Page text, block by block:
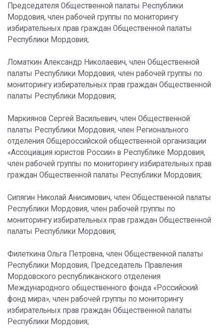
Председателя Общественной палаты Республики
Мордовия, член рабочей группы по мониторингу
избирательных прав граждан Общественной палаты
Республики Мордовия;
Ломаткин Александр Николаевич, член Общественной
палаты Республики Мордовия, член рабочей группы по
мониторингу избирательных прав граждан Общественной
палаты Республики Мордовия;
Маркиянов Сергей Васильевич, член Общественной
палаты Республики Мордовия, член Регионального
отделения Общероссийской общественной организации
«Ассоциация юристов России» в Республике Мордовия,
член рабочей группы по мониторингу избирательных прав
граждан Общественной палаты Республики Мордовия;
Сипягин Николай Анисимович, член Общественной палаты
Республики Мордовия, член рабочей группы по
мониторингу избирательных прав граждан Общественной
палаты Республики Мордовия;
Филеткина Ольга Петровна, член Общественной палаты
Республики Мордовия, Председатель Правления
Мордовского республиканского отделения
Международного общественного фонда «Российский
фонд мира», член рабочей группы по мониторингу
избирательных прав граждан Общественной палаты
Республики Мордовия;